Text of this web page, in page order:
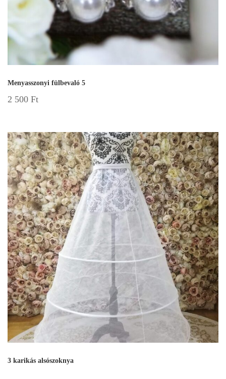
Menyasszonyi fülbevaló 5
2 500 Ft
3 karikás alsószoknya